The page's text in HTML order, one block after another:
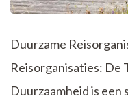
Duurzame
Reisorganisaties: De
Duurzaamheid is